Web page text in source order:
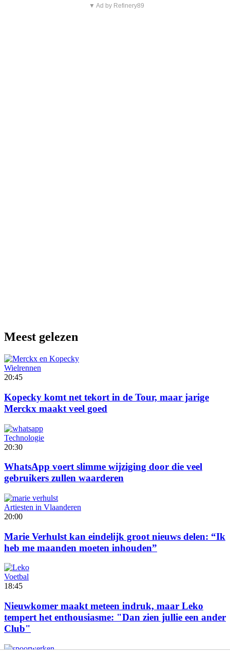
▼ Ad by Refinery89
Meest gelezen
Wielrennen
20:45
Kopecky komt net tekort in de Tour, maar jarige
Merckx maakt veel goed
Technologie
20:30
WhatsApp voert slimme wijziging door die veel
gebruikers zullen waarderen
Artiesten in Vlaanderen
20:00
Marie Verhulst kan eindelijk groot nieuws delen: “Ik
heb me maanden moeten inhouden”
Voetbal
18:45
Nieuwkomer maakt meteen indruk, maar Leko
tempert het enthousiasme: "Dan zien jullie een ander
Club"